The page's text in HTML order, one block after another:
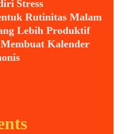
Stress
Rutinitas Malam
Lebih Produktif
Kalender